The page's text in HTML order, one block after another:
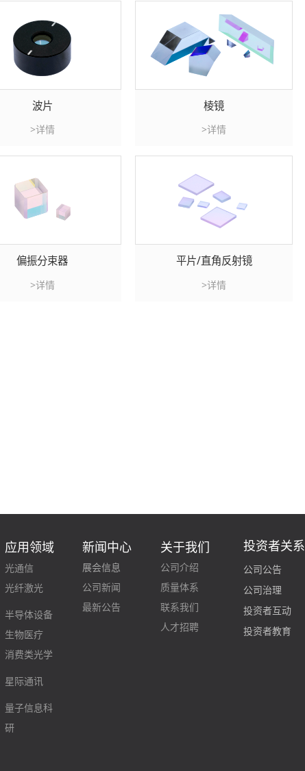
波片
>详情
棱镜
>详情
偏振分束器
>详情
平片/直角反射镜
>详情
应用领域
光通信
光纤激光
半导体设备
生物医疗
消费类光学
星际通讯
量子信息科
研
新闻中心
展会信息
公司新闻
最新公告
关于我们
公司介绍
质量体系
联系我们
人才招聘
投资者关系
公司公告
公司治理
投资者互动
投资者教育